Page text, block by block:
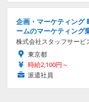
企画・マーケティング
ームのマーケティング
株式会社スタッフサービ
東京都
時給2,100円～
派遣社員